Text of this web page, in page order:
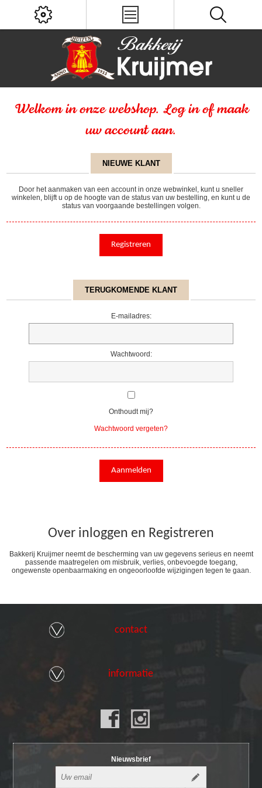
Welkom in onze webshop. Log in of maak
uw account aan.
NIEUWE KLANT
Door het aanmaken van een account in onze webwinkel, kunt u sneller
winkelen, blijft u op de hoogte van de status van uw bestelling, en kunt u de
status van voorgaande bestellingen volgen.
TERUGKOMENDE KLANT
E-mailadres:
Wachtwoord:
Onthoudt mij?
Wachtwoord vergeten?
Over inloggen en Registreren
Bakkerij Kruijmer neemt de bescherming van uw gegevens serieus en neemt
passende maatregelen om misbruik, verlies, onbevoegde toegang,
ongewenste openbaarmaking en ongeoorloofde wijzigingen tegen te gaan.
contact
informatie
Nieuwsbrief